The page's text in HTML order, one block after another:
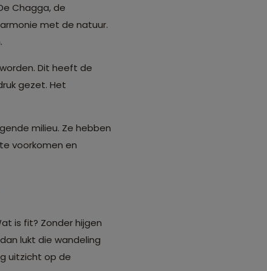
Chagga, de
met de natuur.
Dit heeft de
gezet. Het
milieu. Ze hebben
voorkomen en
is fit? Zonder hijgen
lukt die wandeling
uitzicht op de